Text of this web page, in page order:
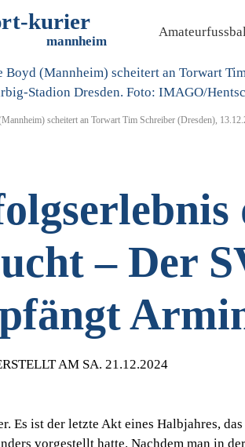
rt-kurier
mannheim
scheitert an Torwart Tim Schreiber (Dresden),
– Der
AM SA. 21.12.2024
Es ist der letzte Akt eines Halbjahres,
vorgestellt hatte. Nachdem man in